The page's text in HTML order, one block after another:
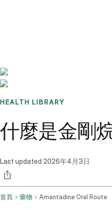
HEALTH LIBRARY
什麼是金剛
Last updated 2026年4月3日
首頁 藥物 Amantadine Oral Route